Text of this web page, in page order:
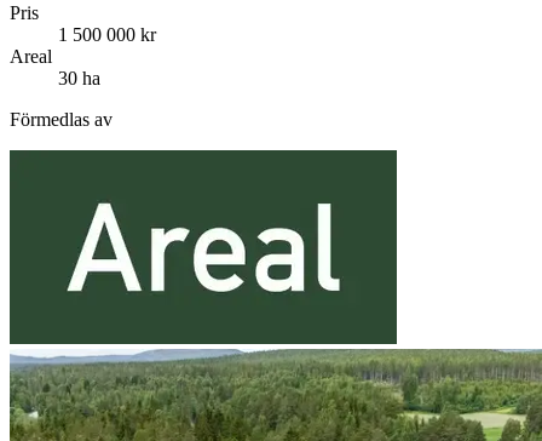
Pris
1 500 000 kr
Areal
30 ha
Förmedlas av